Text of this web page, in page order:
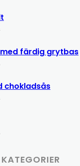
färdig grytbas
chokladsås